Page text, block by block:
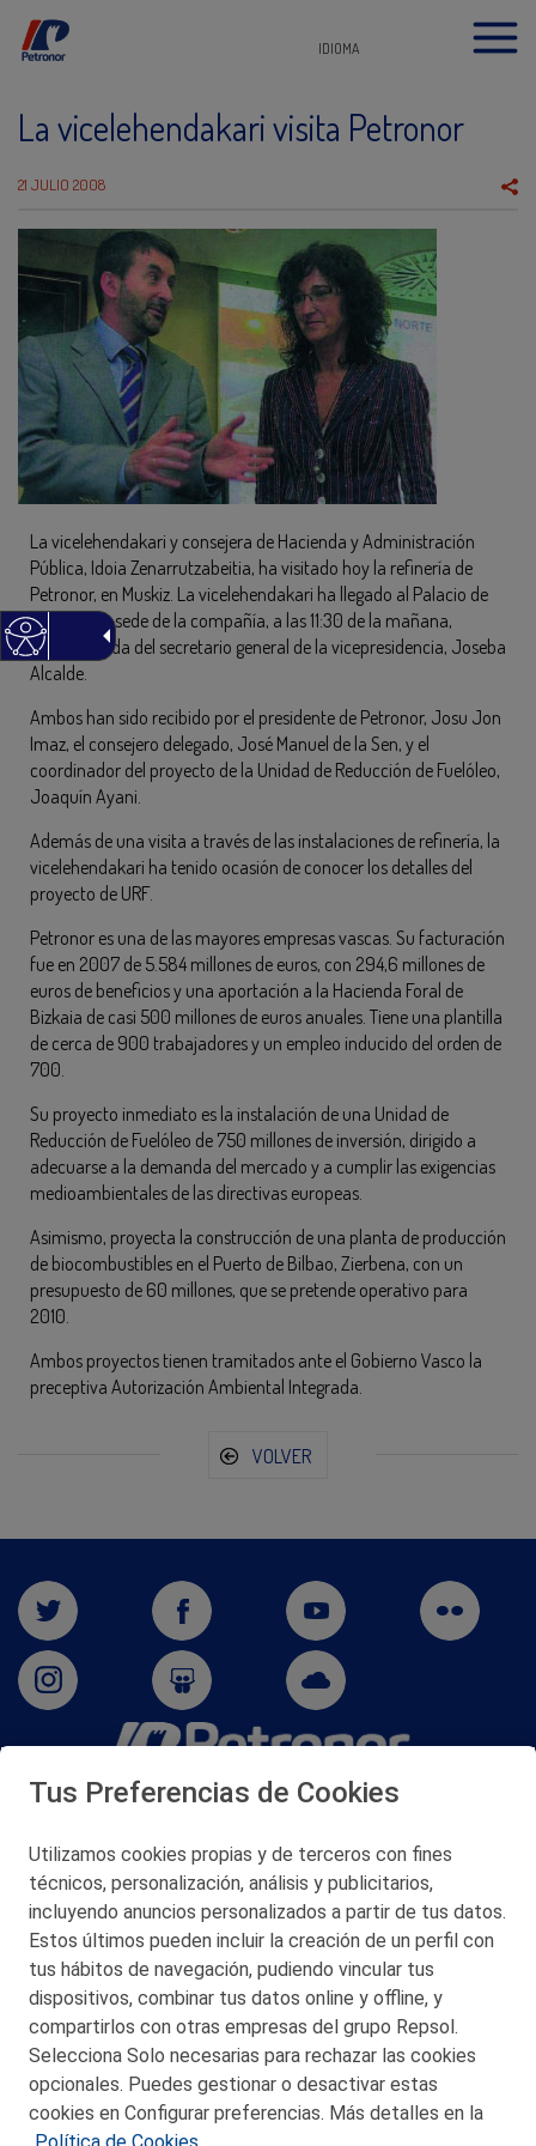
IDIOMA
La vicelehendakari visita Petronor
21 JULIO 2008
La vicelehendakari y consejera de Hacienda y Administración
Pública, Idoia Zenarrutzabeitia, ha visitado hoy la refinería de
Petronor, en Muskiz. La vicelehendakari ha llegado al Palacio de
los Salazar, sede de la compañía, a las 11:30 de la mañana,
acompañada del secretario general de la vicepresidencia, Joseba
Alcalde.
Ambos han sido recibido por el presidente de Petronor, Josu Jon
Imaz, el consejero delegado, José Manuel de la Sen, y el
coordinador del proyecto de la Unidad de Reducción de Fuelóleo,
Joaquín Ayani.
Además de una visita a través de las instalaciones de refinería, la
vicelehendakari ha tenido ocasión de conocer los detalles del
proyecto de URF.
Petronor es una de las mayores empresas vascas. Su facturación
fue en 2007 de 5.584 millones de euros, con 294,6 millones de
euros de beneficios y una aportación a la Hacienda Foral de
Bizkaia de casi 500 millones de euros anuales. Tiene una plantilla
de cerca de 900 trabajadores y un empleo inducido del orden de
700.
Su proyecto inmediato es la instalación de una Unidad de
Reducción de Fuelóleo de 750 millones de inversión, dirigido a
adecuarse a la demanda del mercado y a cumplir las exigencias
medioambientales de las directivas europeas.
Asimismo, proyecta la construcción de una planta de producción
de biocombustibles en el Puerto de Bilbao, Zierbena, con un
presupuesto de 60 millones, que se pretende operativo para
2010.
Ambos proyectos tienen tramitados ante el Gobierno Vasco la
preceptiva Autorización Ambiental Integrada.
VOLVER
San Martín 5-Edificio Muñatones,
© 2026 Petronor S.A.
CONTACTO
MAPA WEB
POLITICA DE PRIVACIDAD
Tus Preferencias de Cookies
Utilizamos cookies propias y de terceros con fines
técnicos, personalización, análisis y publicitarios,
incluyendo anuncios personalizados a partir de tus datos.
Estos últimos pueden incluir la creación de un perfil con
tus hábitos de navegación, pudiendo vincular tus
dispositivos, combinar tus datos online y offline, y
compartirlos con otras empresas del grupo Repsol.
Selecciona Solo necesarias para rechazar las cookies
opcionales. Puedes gestionar o desactivar estas
cookies en Configurar preferencias. Más detalles en la